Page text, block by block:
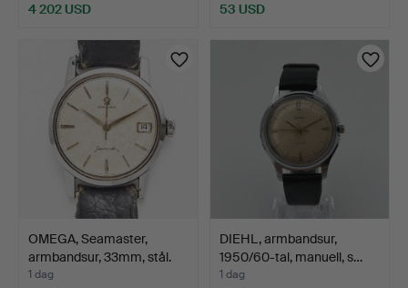
4 202 USD 53 USD
OMEGA, Seamaster,
armbandsur, 33mm, stål.
1 dag
DIEHL, armbandsur,
1950/60-tal, manuell, s…
1 dag